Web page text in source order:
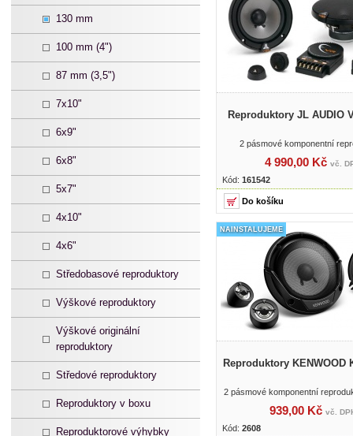
130 mm
100 mm (4")
87 mm (3,5")
7x10"
6x9"
6x8"
5x7"
4x10"
4x6"
Středobasové reproduktory
Výškové reproduktory
Výškové originální
reproduktory
Středové reproduktory
Reproduktory v boxu
Reproduktorové výhybky
Reproduktory JL AUDIO
2 pásmové komponentní
4 990,00 Kč vč.
Kód: 161542
NAINSTALUJEME
Reproduktory KENWOOD
2 pásmové komponentní
939,00 Kč vč.
Kód: 2608